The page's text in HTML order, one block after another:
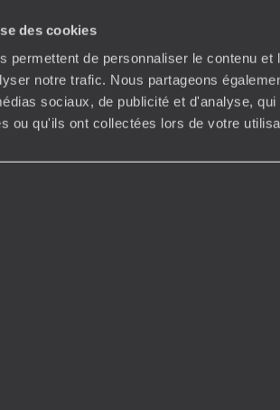
des cookies
permettent de personnaliser le contenu
notre trafic. Nous partageons
sociaux, de publicité et d'analyse,
ou qu'ils ont collectées lors de votre
aimerez
- Le Maroc impérial en train
De
en toute liberté selon ses envies,